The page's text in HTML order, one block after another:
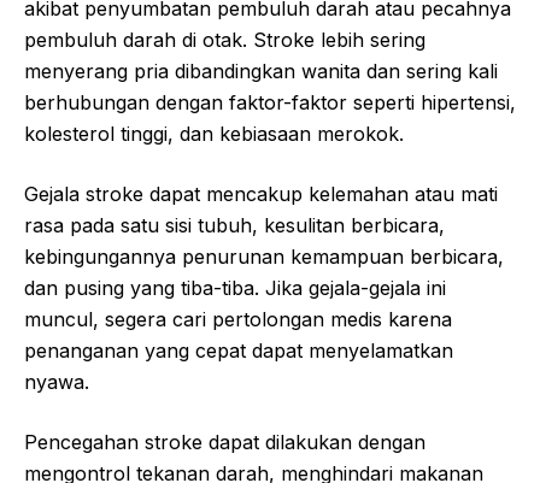
akibat penyumbatan pembuluh darah atau pecahnya
pembuluh darah di otak. Stroke lebih sering
menyerang pria dibandingkan wanita dan sering kali
berhubungan dengan faktor-faktor seperti hipertensi,
kolesterol tinggi, dan kebiasaan merokok.
Gejala stroke dapat mencakup kelemahan atau mati
rasa pada satu sisi tubuh, kesulitan berbicara,
kebingungannya penurunan kemampuan berbicara,
dan pusing yang tiba-tiba. Jika gejala-gejala ini
muncul, segera cari pertolongan medis karena
penanganan yang cepat dapat menyelamatkan
nyawa.
Pencegahan stroke dapat dilakukan dengan
mengontrol tekanan darah, menghindari makanan